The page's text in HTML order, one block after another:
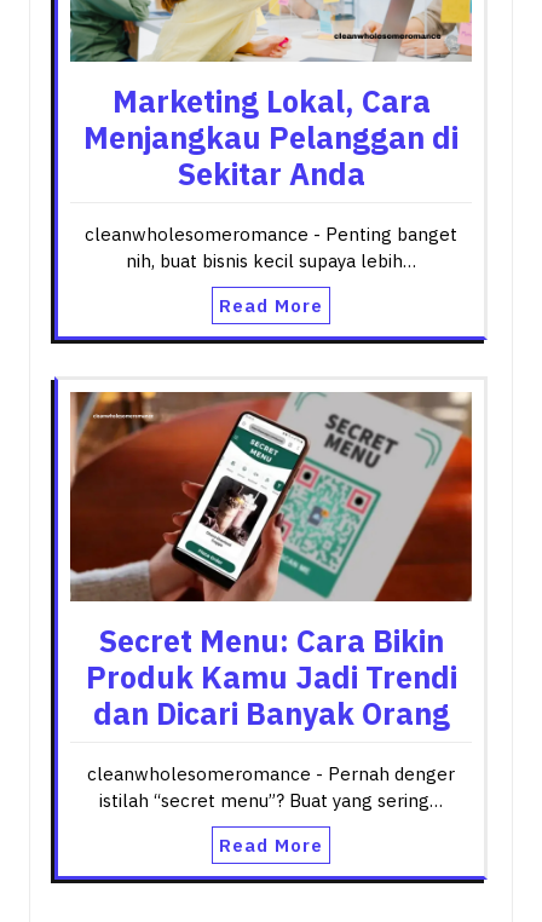
Marketing Lokal, Cara
Menjangkau Pelanggan di
Sekitar Anda
cleanwholesomeromance - Penting banget
nih, buat bisnis kecil supaya lebih…
Read More
Secret Menu: Cara Bikin
Produk Kamu Jadi Trendi
dan Dicari Banyak Orang
cleanwholesomeromance - Pernah denger
istilah “secret menu”? Buat yang sering…
Read More